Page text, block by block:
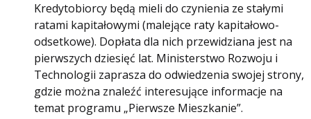
Kredytobiorcy będą mieli do czynienia ze stałymi
ratami kapitałowymi (malejące raty kapitałowo-
odsetkowe). Dopłata dla nich przewidziana jest na
pierwszych dziesięć lat. Ministerstwo Rozwoju i
Technologii zaprasza do odwiedzenia swojej strony,
gdzie można znaleźć interesujące informacje na
temat programu „Pierwsze Mieszkanie”.